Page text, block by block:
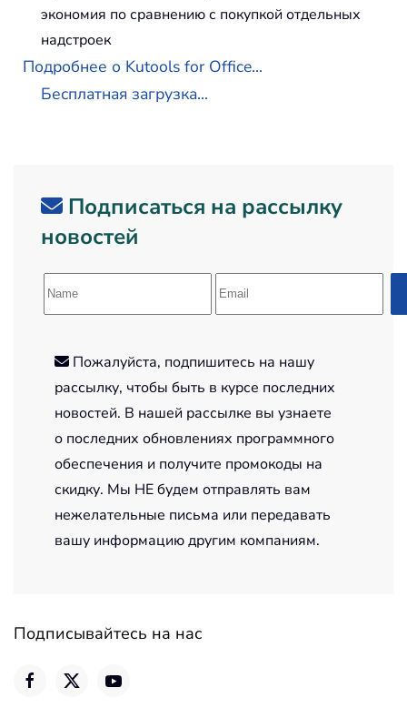
экономия по сравнению с покупкой отдельных
надстроек
Подробнее о Kutools for Office...
Бесплатная загрузка...
Подписаться на рассылку
новостей
Пожалуйста, подпишитесь на нашу
рассылку, чтобы быть в курсе последних
новостей. В нашей рассылке вы узнаете
о последних обновлениях программного
обеспечения и получите промокоды на
скидку. Мы НЕ будем отправлять вам
нежелательные письма или передавать
вашу информацию другим компаниям.
Подписывайтесь на нас